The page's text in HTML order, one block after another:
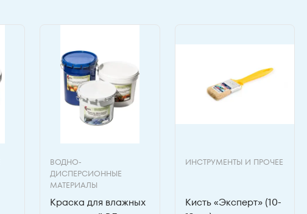
ВОДНО-
ДИСПЕРСИОННЫЕ
МАТЕРИАЛЫ
Краска для влажных
ИНСТРУМЕНТЫ И ПРОЧЕЕ
Кисть «Эксперт» (10-